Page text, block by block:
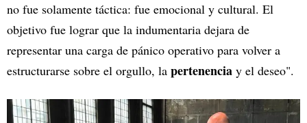
no fue solamente táctica: fue emocional y cultural. El
objetivo fue lograr que la indumentaria dejara de
representar una carga de pánico operativo para volver a
estructurarse sobre el orgullo, la pertenencia y el deseo".